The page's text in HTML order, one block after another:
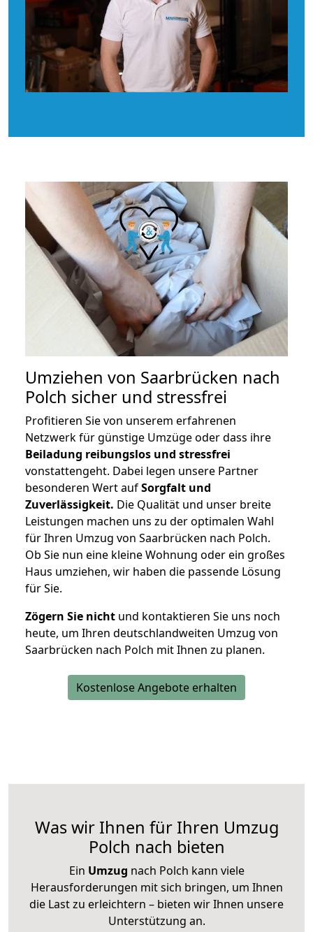
Umziehen von Saarbrücken nach
Polch sicher und stressfrei
Profitieren Sie von unserem erfahrenen
Netzwerk für günstige Umzüge oder dass ihre
Beiladung reibungslos und stressfrei
vonstattengeht. Dabei legen unsere Partner
besonderen Wert aufSorgfalt und
Zuverlässigkeit. Die Qualität und unser breite
Leistungen machen uns zu der optimalen Wahl
für Ihren Umzug von Saarbrücken nach Polch.
Ob Sie nun eine kleine Wohnung oder ein großes
Haus umziehen, wir haben die passende Lösung
für Sie.
Zögern Sie nicht und kontaktieren Sie uns noch
heute, um Ihren deutschlandweiten Umzug von
Saarbrücken nach Polch mit Ihnen zu planen.
Kostenlose Angebote erhalten
Was wir Ihnen für Ihren Umzug
Polch nach bieten
Ein Umzug nach Polch kann viele
Herausforderungen mit sich bringen, um Ihnen
die Last zu erleichtern – bieten wir Ihnen unsere
Unterstützung an.